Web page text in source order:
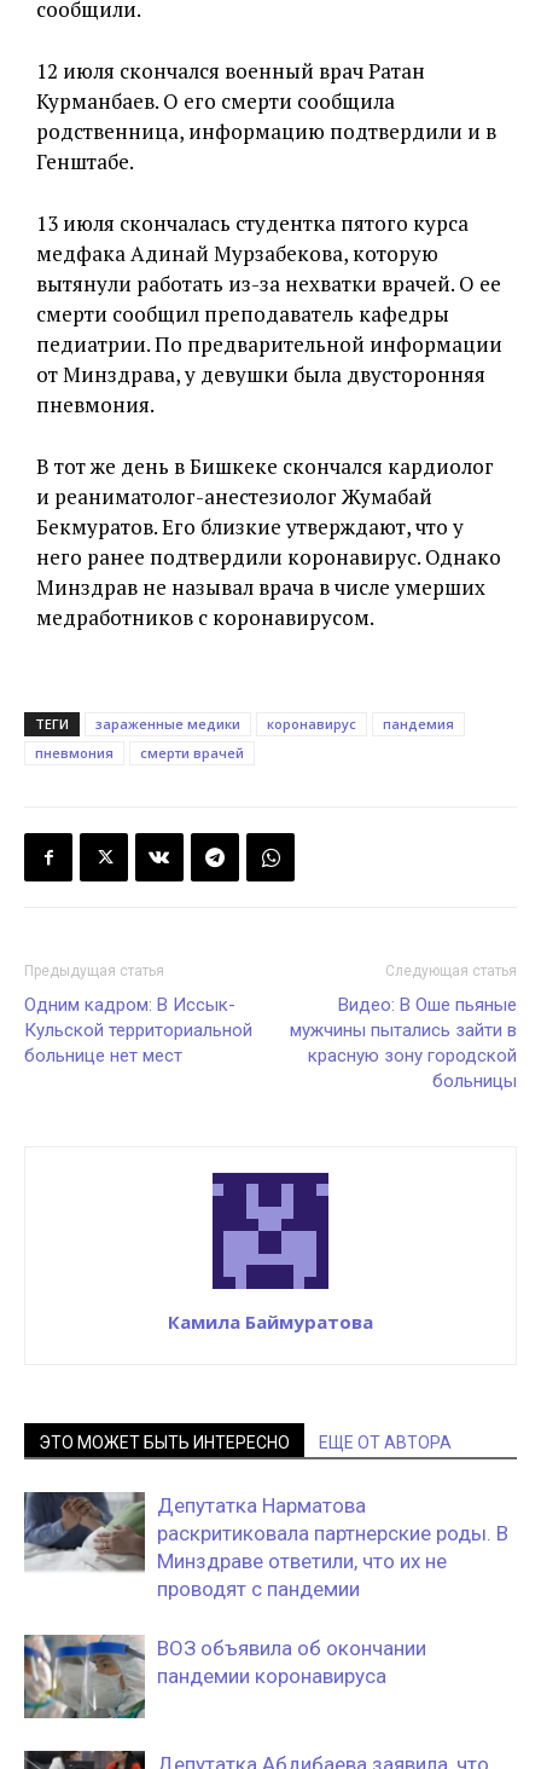
сообщили.
12 июля скончался военный врач Ратан
Курманбаев. О его смерти сообщила
родственница, информацию подтвердили и в
Генштабе.
13 июля скончалась студентка пятого курса
медфака Адинай Мурзабекова, которую
вытянули работать из-за нехватки врачей. О ее
смерти сообщил преподаватель кафедры
педиатрии. По предварительной информации
от Минздрава, у девушки была двусторонняя
пневмония.
В тот же день в Бишкеке скончался кардиолог
и реаниматолог-анестезиолог Жумабай
Бекмуратов. Его близкие утверждают, что у
него ранее подтвердили коронавирус. Однако
Минздрав не называл врача в числе умерших
медработников с коронавирусом.
ТЕГИ зараженные медики коронавирус
пандемия
пневмония
смерти врачей
Предыдущая статья
Одним кадром: В Иссык-
Кульской территориальной
больнице нет мест
Следующая статья
Видео: В Оше пьяные
мужчины пытались зайти в
красную зону городской
больницы
Камила Баймуратова
ЭТО МОЖЕТ БЫТЬ ИНТЕРЕСНО ЕЩЕ ОТ АВТОРА
Депутатка Нарматова
раскритиковала партнерские роды. В
Минздраве ответили, что их не
проводят с пандемии
ВОЗ объявила об окончании
пандемии коронавируса
Депутатка Абдибаева заявила, что